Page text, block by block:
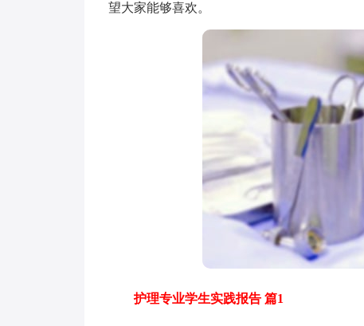
望大家能够喜欢。
护理专业学生实践报告 篇1